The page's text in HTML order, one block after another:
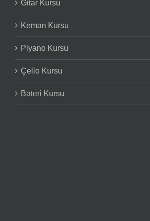
Gitar Kursu
Keman Kursu
Piyano Kursu
Çello Kursu
Bateri Kursu